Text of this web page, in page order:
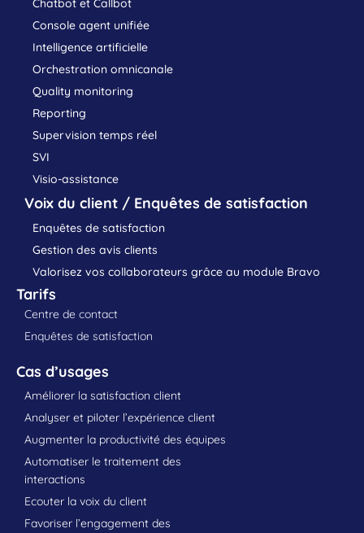
Chatbot et Callbot
Console agent unifiée
Intelligence artificielle
Orchestration omnicanale
Quality monitoring
Reporting
Supervision temps réel
SVI
Visio-assistance
Voix du client / Enquêtes de satisfaction
Enquêtes de satisfaction
Gestion des avis clients
Valorisez vos collaborateurs grâce au module Bravo
Tarifs
Centre de contact
Enquêtes de satisfaction
Cas d’usages
Améliorer la satisfaction client
Analyser et piloter l’expérience client
Augmenter la productivité des équipes
Automatiser le traitement des
interactions
Ecouter la voix du client
Favoriser l’engagement des